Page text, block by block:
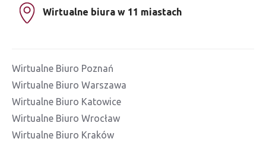
Wirtualne biura w 11 miastach
Wirtualne Biuro Poznań
Wirtualne Biuro Warszawa
Wirtualne Biuro Katowice
Wirtualne Biuro Wrocław
Wirtualne Biuro Kraków